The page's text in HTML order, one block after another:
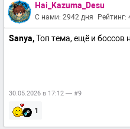
Hai_Kazuma_Desu
С нами: 2942 дня Рейтинг:
Sanya,Топ тема, ещё и боссов
30.05.2026 в 17:12 — #9
1